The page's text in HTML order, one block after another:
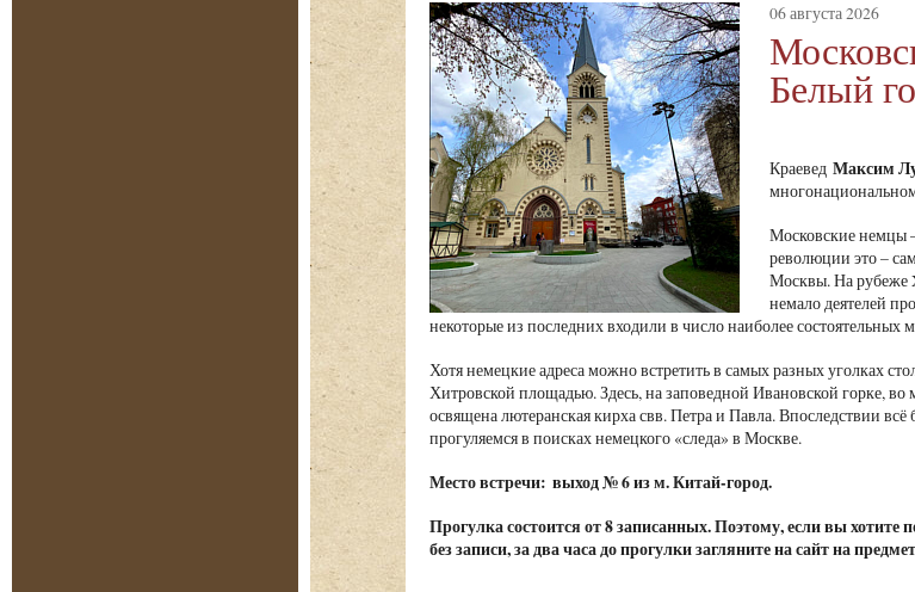
06 августа 2026
Белый
Краевед Максим
Московские немцы
революции это –
Москвы. На рубеже
немало деятелей
некоторые из последних входили в число наиболее
Хотя немецкие адреса можно встретить в самых разных уголках
Хитровской площадью. Здесь, на заповедной Ивановской горке,
освящена лютеранская кирха свв. Петра и Павла. Впоследствии
прогуляемся в поисках немецкого «следа» в Москве.
Место встречи: выход № 6 из м. Китай-город.
Прогулка состоится от 8 записанных. Поэтому, если вы
без записи, за два часа до прогулки загляните на сайт на